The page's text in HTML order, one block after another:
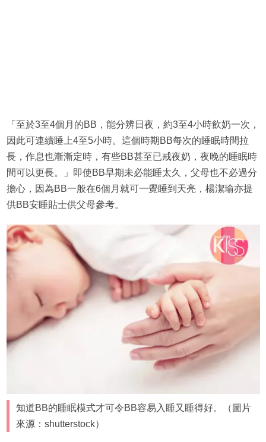
「至於3至4個月的BB，能分辨日夜，約3至4小時飲奶一次，
因此可連續睡上4至5小時。這個時期BB每次的睡眠時間拉
長，作息也漸漸定時，有些BB甚至已戒夜奶，夜晚的睡眠時
間可以更長。」即使BB早期未必能睡太久，父母也不必過分
擔心，因為BB一般在6個月就可一覺睡到天亮，楊潔瑜亦提
供BB安睡貼士供父母參考。
知道BB的睡眠模式才可令BB容易入睡又睡得好。（圖片
來源：shutterstock）